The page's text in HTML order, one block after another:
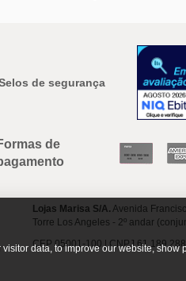
de segurança
de
Lojas Marisa S/A. Avenida
Torre Los Angeles - 2º andar
CEP 05001-100 | CNPJ
data, to improve our website,